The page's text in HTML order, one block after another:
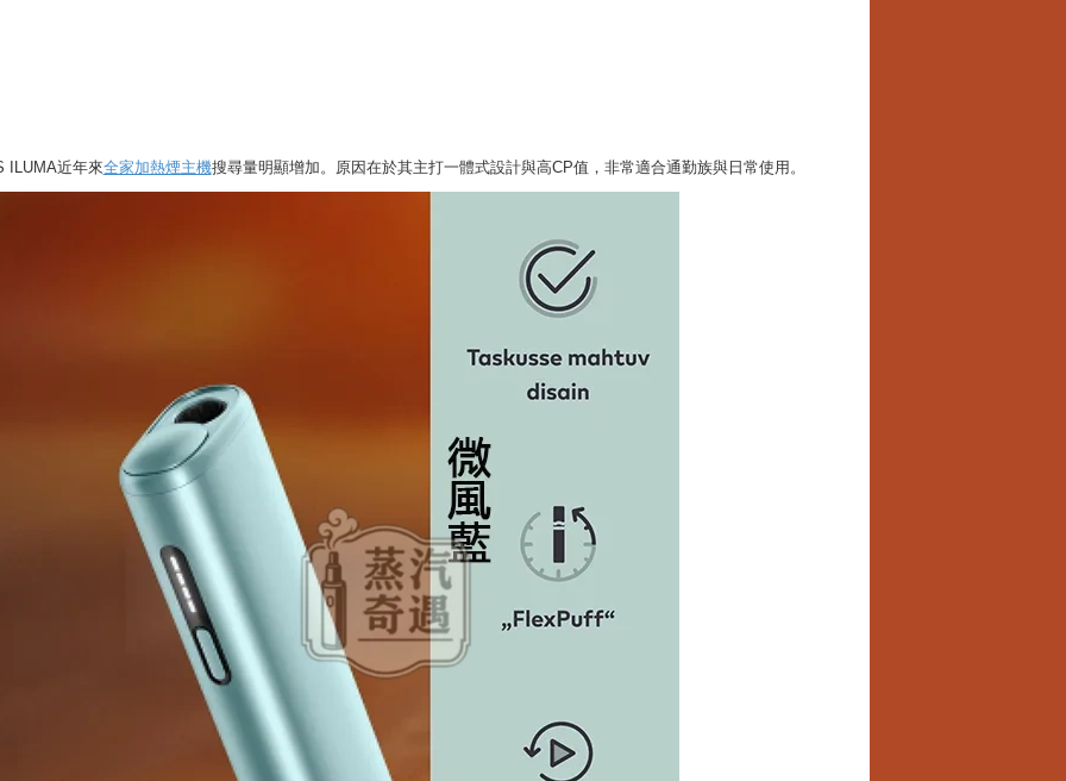
ILUMA近年來全家加熱煙主機搜尋量明顯增加。原因在於其主打一體式設計與高CP值，非常適合通勤族與日常使用。